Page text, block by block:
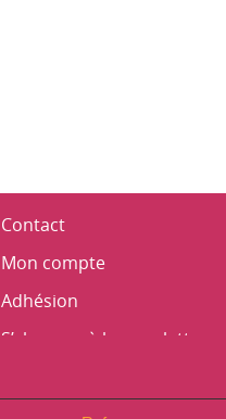
Contact
Mon compte
Adhésion
S’abonner à la newsletter